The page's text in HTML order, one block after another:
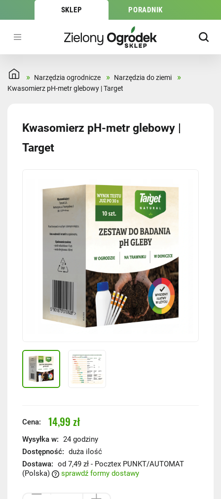
SKLEP PORADNIK
» Narzędzia ogrodnicze » Narzędzia do ziemi »
Kwasomierz pH-metr glebowy | Target
Kwasomierz pH-metr glebowy |
Target
Cena: 14,99 zł
Wysyłka w: 24 godziny
Dostępność: duża ilość
Dostawa: od 7,49 zł - Pocztex PUNKT/AUTOMAT
(Polska)
sprawdź formy dostawy